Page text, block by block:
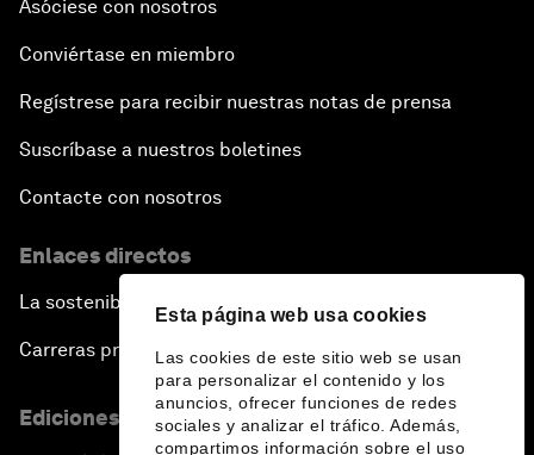
Esta página web usa cookies
Las cookies de este sitio web se usan
para personalizar el contenido y los
anuncios, ofrecer funciones de redes
sociales y analizar el tráfico. Además,
compartimos información sobre el uso
Asóciese con nosotros
Conviértase en miembro
Regístrese para recibir nuestras notas de prensa
Suscríbase a nuestros boletines
Contacte con nosotros
Enlaces directos
La sostenibilidad en el Foro
Carreras profesionales
Ediciones en otros idiomas